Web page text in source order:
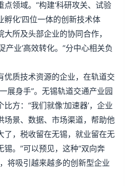
领域。“构建‘科研攻关、试验
化’四位一体的创新技术体
所及头部企业的协同合作，
产业’高效转化。”分中心相关负
优质技术资源的企业，在轨道交
展身手”。无锡轨道交通产业园
方：“我们就像‘加速器’，企业
场景、数据、市场渠道，帮助他
了，税收留在无锡，就业留在无
。”可以预见，这种“双向奔
将吸引越来越多的创新型企业